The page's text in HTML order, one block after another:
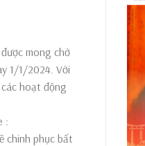
mong chờ
1/1/2024. Với
hoạt động
:
chinh phục bất